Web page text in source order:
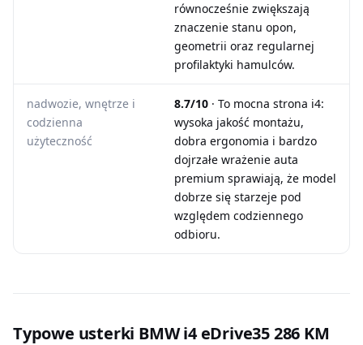
równocześnie zwiększają
znaczenie stanu opon,
geometrii oraz regularnej
profilaktyki hamulców.
nadwozie, wnętrze i
codzienna
użyteczność
8.7/10 · To mocna strona i4:
wysoka jakość montażu,
dobra ergonomia i bardzo
dojrzałe wrażenie auta
premium sprawiają, że model
dobrze się starzeje pod
względem codziennego
odbioru.
Typowe usterki BMW i4 eDrive35 286 KM